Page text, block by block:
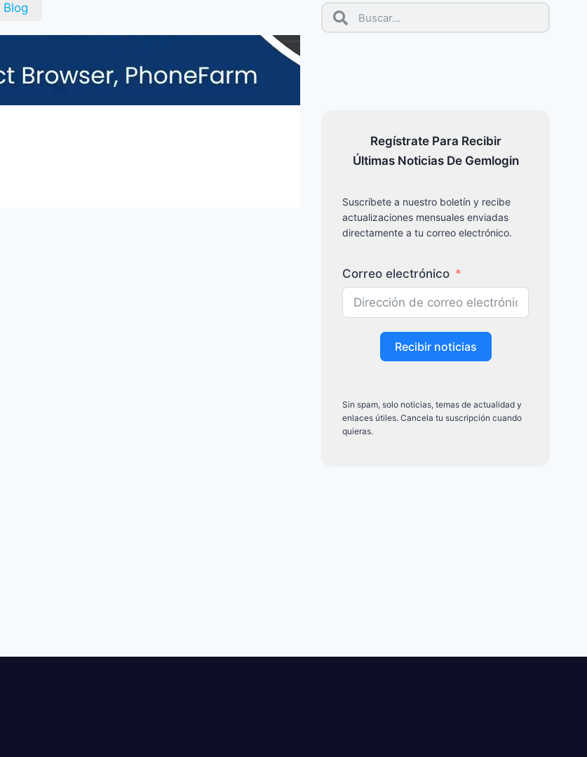
Blog
Regístrate Para Recibir
Últimas Noticias De Gemlogin
Suscríbete a nuestro boletín y recibe
actualizaciones mensuales enviadas
directamente a tu correo electrónico.
Correo electrónico
Recibir noticias
Sin spam, solo noticias, temas de actualidad y
enlaces útiles. Cancela tu suscripción cuando
quieras.